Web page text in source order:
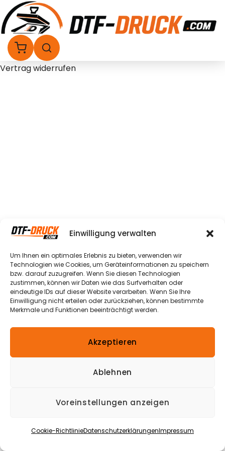
Einwilligung verwalten
Um Ihnen ein optimales Erlebnis zu bieten, verwenden wir
Technologien wie Cookies, um Geräteinformationen zu speichern
bzw. darauf zuzugreifen. Wenn Sie diesen Technologien
zustimmen, können wir Daten wie das Surfverhalten oder
eindeutige IDs auf dieser Website verarbeiten. Wenn Sie Ihre
Einwilligung nicht erteilen oder zurückziehen, können bestimmte
Merkmale und Funktionen beeinträchtigt werden.
Akzeptieren
Ablehnen
Voreinstellungen anzeigen
Cookie-RichtlinieDatenschutzerklärungenImpressum
Vertrag widerrufen